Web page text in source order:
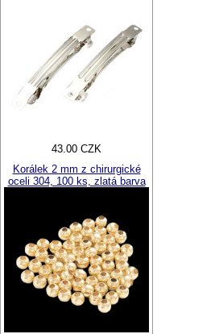
43.00 CZK
Korálek 2 mm z chirurgické
oceli 304, 100 ks, zlatá barva